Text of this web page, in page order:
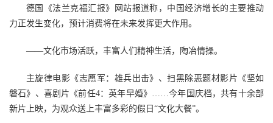
德国《法兰克福汇报》网站报道称，中国经济增长的主要推动
力正发生变化，预计消费将在未来发挥更大作用。
——文化市场活跃，丰富人们精神生活，陶冶情操。
主旋律电影《志愿军：雄兵出击》、扫黑除恶题材影片《坚如
磐石》、喜剧片《前任4：英年早婚》……今年国庆档，共有十余部
新片上映，为观众送上丰富多彩的假日“文化大餐”。